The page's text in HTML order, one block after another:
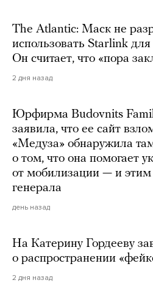
The Atlantic: Маск не
использовать Starlink
Он считает, что «пора
2 дня назад
Юрфирма Budovnits
заявила, что ее сайт
«Медуза» обнаружила
о том, что она помогает
от мобилизации — и этим
генерала
день назад
На Катерину Гордееву
о распространении
2 дня назад